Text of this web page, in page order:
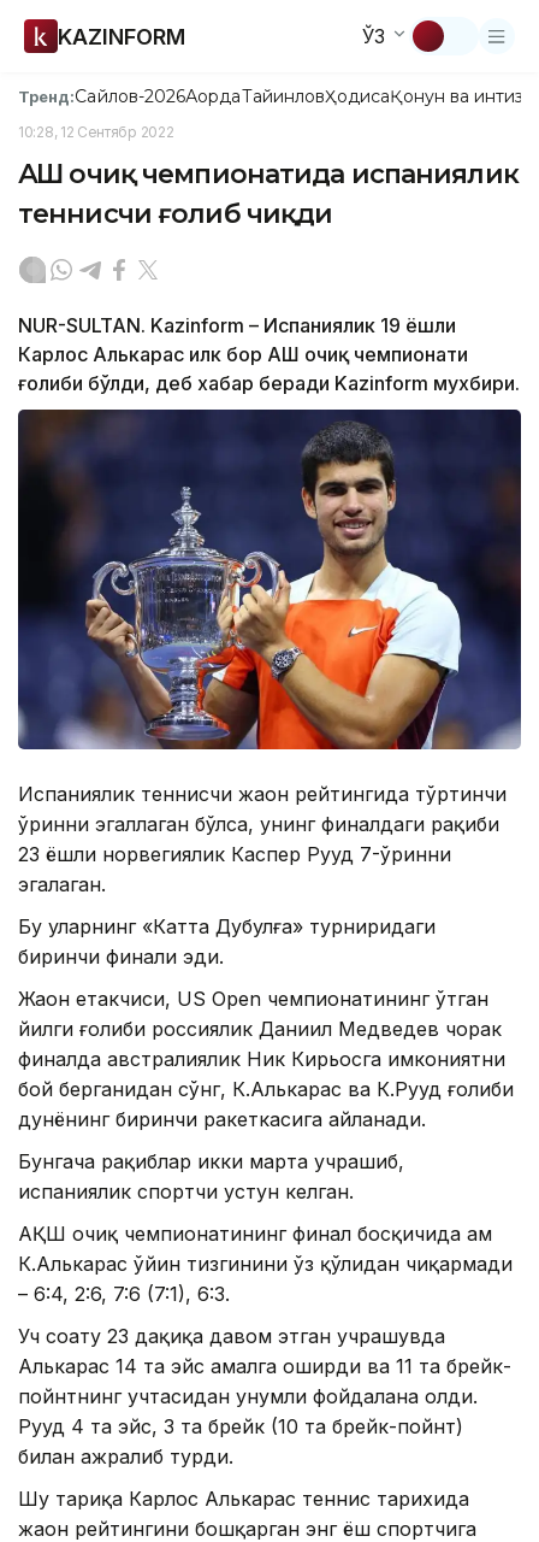
KAZINFORM ЎЗ
Тренд:Сайлов-2026АқордаТайинловҲодисаҚонун ва
10:28, 12 Сентябр 2022
АҚШ очиқ чемпионатида испаниялик
теннисчи ғолиб чиқди
NUR-SULTAN. Kazinform – Испаниялик 19 ёшли
Карлос Алькарас илк бор АҚШ очиқ чемпионати
ғолиби бўлди, деб хабар беради Kazinform мухбири.
Испаниялик теннисчи жаҳон рейтингида тўртинчи
ўринни эгаллаган бўлса, унинг финалдаги рақиби
23 ёшли норвегиялик Каспер Рууд 7-ўринни
эгалаган.
Бу уларнинг «Катта Дубулға» турниридаги
биринчи финали эди.
Жаҳон етакчиси, US Open чемпионатининг ўтган
йилги ғолиби россиялик Даниил Медведев чорак
финалда австралиялик Ник Кирьосга имкониятни
бой берганидан сўнг, К.Алькарас ва К.Рууд ғолиби
дунёнинг биринчи ракеткасига айланади.
Бунгача рақиблар икки марта учрашиб,
испаниялик спортчи устун келган.
АҚШ очиқ чемпионатининг финал босқичида ҳам
К.Алькарас ўйин тизгинини ўз қўлидан чиқармади
– 6:4, 2:6, 7:6 (7:1), 6:3.
Уч соату 23 дақиқа давом этган учрашувда
Алькарас 14 та эйс амалга оширди ва 11 та брейк-
пойнтнинг учтасидан унумли фойдалана олди.
Рууд 4 та эйс, 3 та брейк (10 та брейк-пойнт)
билан ажралиб турди.
Шу тариқа Карлос Алькарас теннис тарихида
жаҳон рейтингини бошқарган энг ёш спортчига